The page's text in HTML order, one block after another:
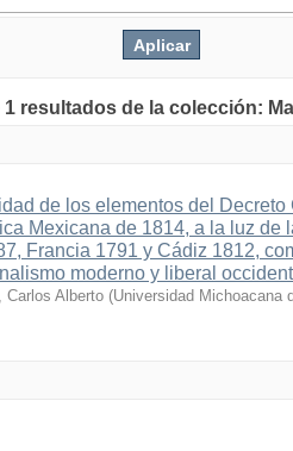
1 resultados de la colección:
de los elementos del
Mexicana de 1814, a la luz de
Francia 1791 y Cádiz 1812,
moderno y liberal
Carlos Alberto (Universidad Michoacana